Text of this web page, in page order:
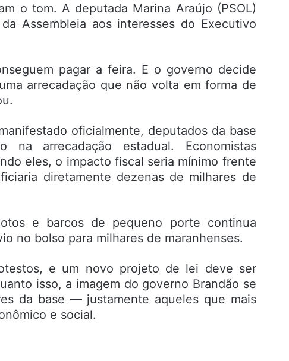
o tom. A deputada Marina Araújo (PSOL)
Assembleia aos interesses do Executivo
pagar a feira. E o governo decide
arrecadação que não volta em forma de
oficialmente, deputados da base
arrecadação estadual. Economistas
eles, o impacto fiscal seria mínimo frente
diretamente dezenas de milhares de
e barcos de pequeno porte continua
no bolso para milhares de maranhenses.
e um novo projeto de lei deve ser
isso, a imagem do governo Brandão se
da base — justamente aqueles que mais
e social.